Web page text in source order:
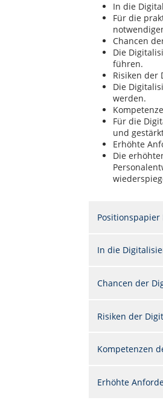
In die
Für die
Chancen
Die
führen.
Risiken der
Die
werden.
Für die
und
Erhöhte
Die
Positionspapier
In die
Chancen der
Risiken der
Kompetenzen
Erhöhte